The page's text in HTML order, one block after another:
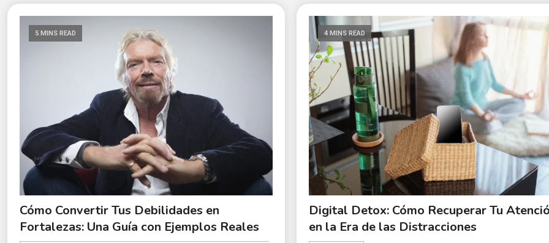
5 MINS READ
Cómo Convertir Tus Debilidades en
Fortalezas: Una Guía con Ejemplos Reales
4 MINS READ
Digital Detox: Cómo Recuperar Tu
en la Era de las Distracciones